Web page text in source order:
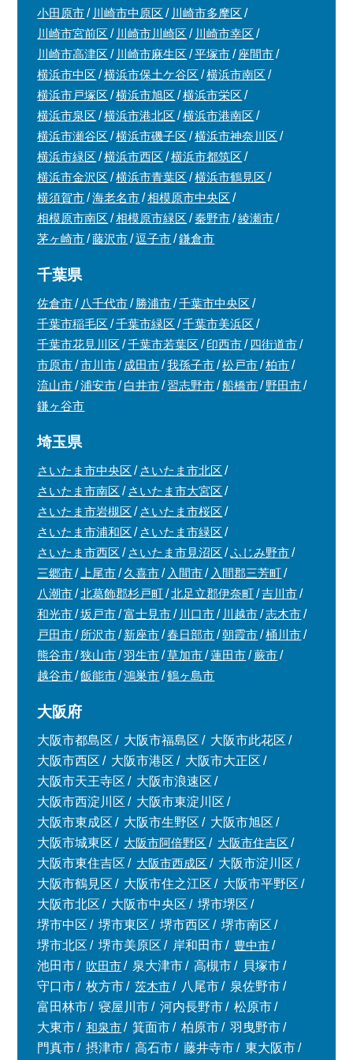
小田原市
川崎市中原区
川崎市多摩区
川崎市宮前区
川崎市川崎区
川崎市幸区
川崎市高津区
川崎市麻生区 平塚市
座間市
横浜市中区
横浜市保土ケ谷区
横浜市南区
横浜市戸塚区
横浜市旭区
横浜市栄区
横浜市泉区
横浜市港北区
横浜市港南区
横浜市瀬谷区
横浜市磯子区
横浜市神奈川区
横浜市緑区
横浜市西区
横浜市都筑区
横浜市金沢区
横浜市青葉区
横浜市鶴見区
横須賀市
海老名市
相模原市中央区
相模原市南区
相模原市緑区 秦野市
綾瀬市
茅ヶ崎市
藤沢市 逗子市 鎌倉市
千葉県
佐倉市 八千代市 勝浦市
千葉市中央区
千葉市稲毛区
千葉市緑区
千葉市美浜区
千葉市花見川区
千葉市若葉区 印西市
四街道市
市原市
市川市 成田市 我孫子市 松戸市
柏市
流山市
浦安市 白井市 習志野市 船橋市
野田市
鎌ヶ谷市
埼玉県
さいたま市中央区
さいたま市北区
さいたま市南区
さいたま市大宮区
さいたま市岩槻区
さいたま市桜区
さいたま市浦和区
さいたま市緑区
さいたま市西区
さいたま市見沼区
ふじみ野市
三郷市
上尾市 久喜市 入間市
入間郡三芳町
八潮市
北葛飾郡杉戸町 北足立郡伊奈町
吉川市
和光市
坂戸市 富士見市 川口市 川越市
志木市
戸田市
所沢市 新座市 春日部市 朝霞市
桶川市
熊谷市
狭山市 羽生市 草加市 蓮田市
蕨市
越谷市
飯能市 鴻巣市 鶴ヶ島市
大阪府
大阪市都島区 大阪市福島区
大阪市此花区
大阪市西区
大阪市港区
大阪市大正区
大阪市天王寺区
大阪市浪速区
大阪市西淀川区
大阪市東淀川区
大阪市東成区
大阪市生野区
大阪市旭区
大阪市城東区
大阪市阿倍野区
大阪市住吉区
大阪市東住吉区
大阪市西成区
大阪市淀川区
大阪市鶴見区
大阪市住之江区
大阪市平野区
大阪市北区
大阪市中央区
堺市堺区
堺市中区
堺市東区 堺市西区
堺市南区
堺市北区
堺市美原区 岸和田市
豊中市
池田市
吹田市 泉大津市 高槻市
貝塚市
守口市
枚方市 茨木市 八尾市
泉佐野市
富田林市
寝屋川市 河内長野市
松原市
大東市
和泉市 箕面市 柏原市
羽曳野市
門真市
摂津市 高石市 藤井寺市 東大阪市